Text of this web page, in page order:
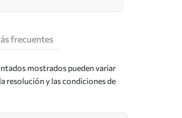
frecuentes
mostrados pueden variar
resolución y las condiciones de